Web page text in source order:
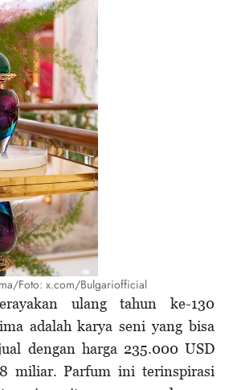
Foto: x.com/Bulgariofficial
ulang tahun ke-130
adalah karya seni yang bisa
dengan harga 235.000 USD
miliar. Parfum ini terinspirasi